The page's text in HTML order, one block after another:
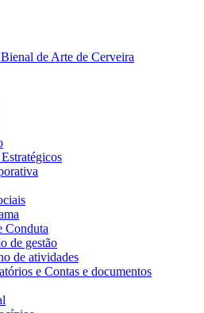
Conduta
de gestão
de atividades
e Contas e documentos